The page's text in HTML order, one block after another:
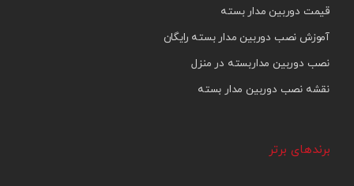
قیمت دوربین مدار بسته
آموزش نصب دوربین مدار بسته رایگان
نصب دوربین مداربسته در منزل
نقشه نصب دوربین مدار بسته
برندهای برتر